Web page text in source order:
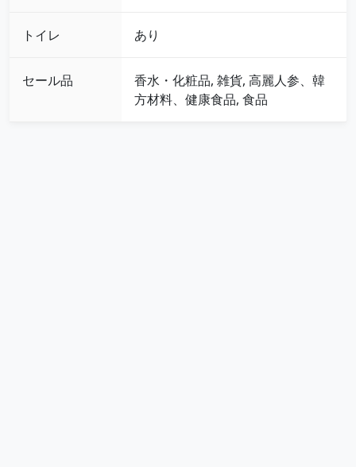
トイレ あり
セール品
香水・化粧品, 雑貨, 高麗人参、韓
方材料、健康食品, 食品